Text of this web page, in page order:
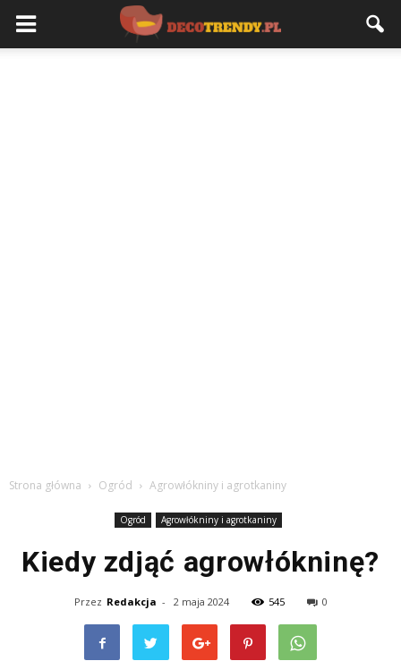
Strona główna Ogród Agrowłókniny i agrotkaniny
Ogród Agrowłókniny i agrotkaniny
Kiedy zdjąć agrowłókninę?
Przez Redakcja - 2 maja 2024 545 0